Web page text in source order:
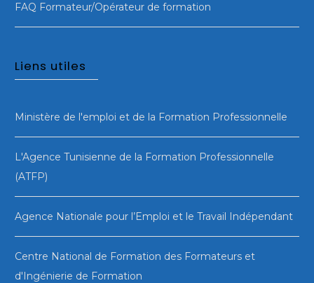
FAQ Formateur/Opérateur de formation
Liens utiles
Ministère de l'emploi et de la Formation Professionnelle
L'Agence Tunisienne de la Formation Professionnelle
(ATFP)
Agence Nationale pour l’Emploi et le Travail Indépendant
Centre National de Formation des Formateurs et
d'Ingénierie de Formation